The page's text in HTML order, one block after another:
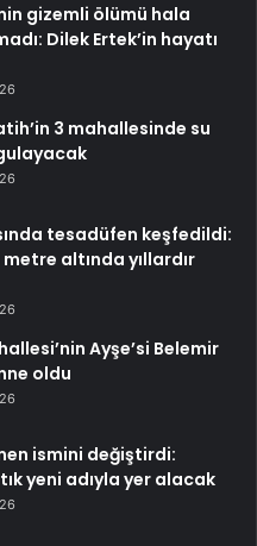
gizemli ölümü hala
Dilek Ertek’in hayatı
3 mahallesinde su
tesadüfen keşfedildi:
altında yıllardır
Ayşe’si Belemir
oldu
ismini değiştirdi:
yeni adıyla yer alacak